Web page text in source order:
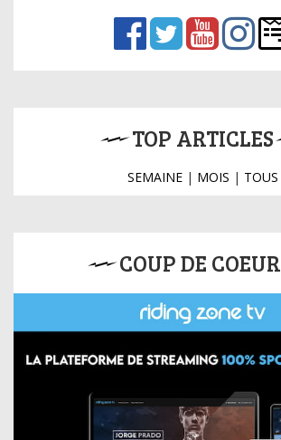
TOP ARTICLES
SEMAINE| MOIS | TOUS
COUP DE COEUR